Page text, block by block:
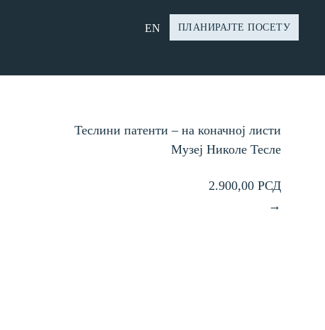
EN ПЛАНИРАЈТЕ ПОСЕТУ
Теслини патенти – на коначној листи
Музеј Николе Тесле
2.900,00 РСД
→